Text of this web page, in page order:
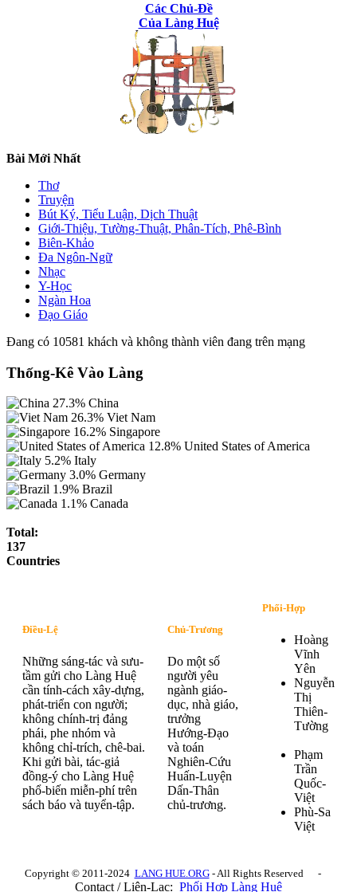
Các Chủ-Đề
Của Làng Huệ
Bài Mới Nhất
Thơ
Truyện
Bút Ký, Tiểu Luận, Dịch Thuật
Giới-Thiệu, Tường-Thuật, Phân-Tích, Phê-Bình
Biên-Khảo
Đa Ngôn-Ngữ
Nhạc
Y-Học
Ngàn Hoa
Đạo Giáo
Đang có 10581 khách và không thành viên đang trên mạng
Thống-Kê Vào Làng
27.3% China
26.3% Viet Nam
16.2% Singapore
12.8% United States of America
5.2% Italy
3.0% Germany
1.9% Brazil
1.1% Canada
Total:
137
Countries
Điều-Lệ
Những sáng-tác và sưu-
tầm gửi cho Làng Huệ
cần tính-cách xây-dựng,
phát-triển con người;
không chính-trị đảng
phái, phe nhóm và
không chỉ-trích, chê-bai.
Khi gửi bài, tác-giả
đồng-ý cho Làng Huệ
phổ-biến miễn-phí trên
sách báo và tuyển-tập.
Chủ-Trương
Do một số
người yêu
ngành giáo-
dục, nhà giáo,
trưởng
Hướng-Đạo
và toán
Nghiên-Cứu
Huấn-Luyện
Dấn-Thân
chủ-trương.
Phối-Hợp
Hoàng
Vĩnh
Yên
Nguyễn
Thị
Thiên-
Tường
Phạm
Trần
Quốc-
Việt
Phù-Sa
Việt
Copyright © 2011-2024 LANG HUE.ORG- All Rights Reserved -
Contact / Liên-Lạc: Phối Hợp Làng Huệ